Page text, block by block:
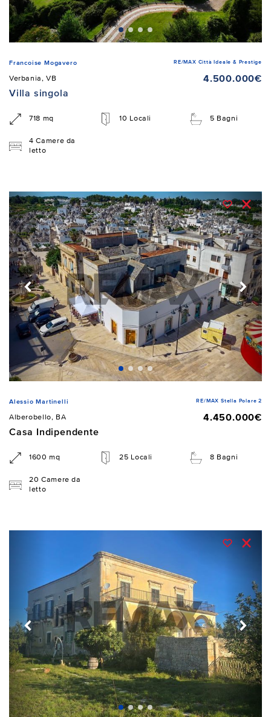
Francoise Mogavero RE/MAX Città Ideale & Prestige
Verbania, VB
4.500.000€
Villa singola
718 mq 10 Locali 5 Bagni
4 Camere da
letto
Alessio Martinelli RE/MAX Stella Polare 2
Alberobello, BA
4.450.000€
Casa Indipendente
1600 mq 25 Locali 8 Bagni
20 Camere da
letto